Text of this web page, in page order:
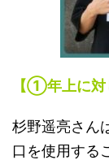
【①年上に対
杉野遥亮さん
口を使用する